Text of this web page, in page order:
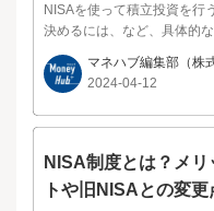
NISAを使って積立投資を行
決めるには、など、具体的
合わせて決めるのがおすす
のある範囲で投資し、長期に
とが大切です。ここでは、
券の運用益のシミュレーシ
します。2024年1月にリニ
SAは、2023年までのNISA
多くあります。NISAをスタ
マネハブ編集部 （株
2024-04-12
NISA制度とは？メリ
トや旧NISAとの変